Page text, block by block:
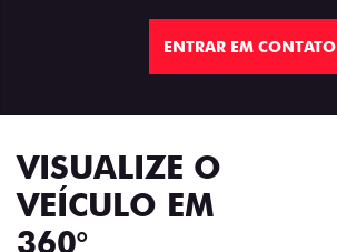
ENTRAR EM CONTATO
VISUALIZE O
VEÍCULO EM
360°